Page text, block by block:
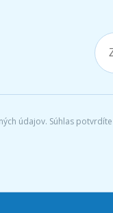
údajov. Súhlas